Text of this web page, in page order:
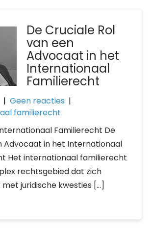
De Cruciale Rol
van een
Advocaat in het
Internationaal
Familierecht
| Geen reacties |
familierecht
Familierecht De
Advocaat in het Internationaal
Het internationaal familierecht
rechtsgebied dat zich
juridische kwesties […]